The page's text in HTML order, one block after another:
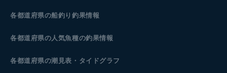
各都道府県の船釣り釣果情報
各都道府県の人気魚種の釣果情報
各都道府県の潮見表 ・タイドグラフ